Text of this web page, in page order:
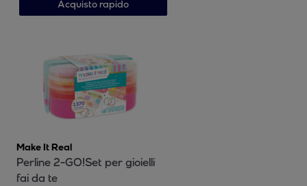
Acquisto rapido
Make It Real
Perline 2-GO!Set per gioielli
fai da te